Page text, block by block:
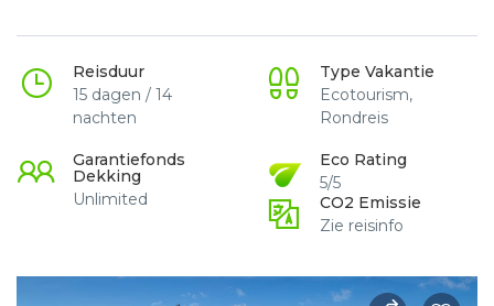
Reisduur
15 dagen / 14
nachten
Type Vakantie
Ecotourism,
Rondreis
Garantiefonds
Dekking
Unlimited
Eco Rating
5/5
CO2 Emissie
Zie reisinfo